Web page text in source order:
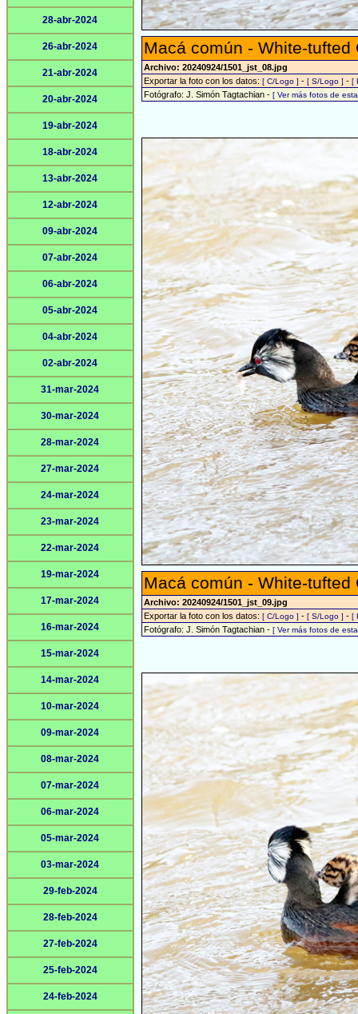
28-abr-2024
26-abr-2024
21-abr-2024
20-abr-2024
19-abr-2024
18-abr-2024
13-abr-2024
12-abr-2024
09-abr-2024
07-abr-2024
06-abr-2024
05-abr-2024
04-abr-2024
02-abr-2024
31-mar-2024
30-mar-2024
28-mar-2024
27-mar-2024
24-mar-2024
23-mar-2024
22-mar-2024
19-mar-2024
17-mar-2024
16-mar-2024
15-mar-2024
14-mar-2024
10-mar-2024
09-mar-2024
08-mar-2024
07-mar-2024
06-mar-2024
05-mar-2024
03-mar-2024
29-feb-2024
28-feb-2024
27-feb-2024
25-feb-2024
24-feb-2024
Macá común - White-
Archivo: 20240924/1501_jst_08.jpg
Exportar la foto con los datos: [ C/Logo ] - [ S/Logo ] - [
Fotógrafo: J. Simón Tagtachian - [ Ver más fotos de
Macá común - White-
Archivo: 20240924/1501_jst_09.jpg
Exportar la foto con los datos: [ C/Logo ] - [ S/Logo ] - [
Fotógrafo: J. Simón Tagtachian - [ Ver más fotos de